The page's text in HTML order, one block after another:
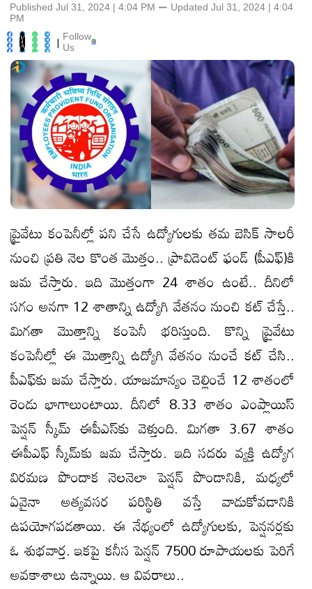
Published Jul 31, 2024 | 4:04 PM ⚊ Updated Jul 31, 2024 | 4:04
PM
| Follow
Us
ప్రైవేటు కంపెనీల్లో పని చేసే ఉద్యోగులకు తమ బెసిక్‌ సాలరీ
నుంచి ప్రతి నెల కొంత మొత్తం.. ప్రావిడెంట్‌ ఫండ్‌ (పీఎఫ్‌)కి
జమ చేస్తారు. ఇది మొత్తంగా 24 శాతం ఉంటే.. దీనిలో
సగం అనగా 12 శాతాన్ని ఉద్యోగి వేతనం నుంచి కట్‌ చేస్తే..
మిగతా మొత్తాన్ని కంపెనీ భరిస్తుంది. కొన్ని ప్రైవేటు
కంపెనీల్లో ఈ మొత్తాన్ని ఉద్యోగి వేతనం నుంచే కట్‌ చేసి..
పీఎఫ్‌కు జమ చేస్తారు. యాజమాన్యం చెల్లించే 12 శాతంలో
రెండు భాగాలుంటాయి. దీనిలో 8.33 శాతం ఎంప్లాయిస్‌
పెన్షన్‌ స్కీమ్‌ ఈపీఎస్‌కు వెళ్తుంది. మిగతా 3.67 శాతం
ఈపీఎఫ్‌ స్కీమ్‌కు జమ చేస్తారు. ఇది సదరు వ్యక్తి ఉద్యోగ
విరమణ పొందాక నెలనెలా పెన్షన్‌ పొండానికి, మధ్యలో
ఏవైనా అత్యవసర పరిస్థితి వస్తే వాడుకోవడానికి
ఉపయోగపడతాయి. ఈ నేథ్యంలో ఉద్యోగులకు, పెన్షనర్లకు
ఓ శుభవార్త. ఇకపై కనీస పెన్షన్‌ 7500 రూపాయలకు పెరిగే
అవకాశాలు ఉన్నాయి. ఆ వివరాలు..